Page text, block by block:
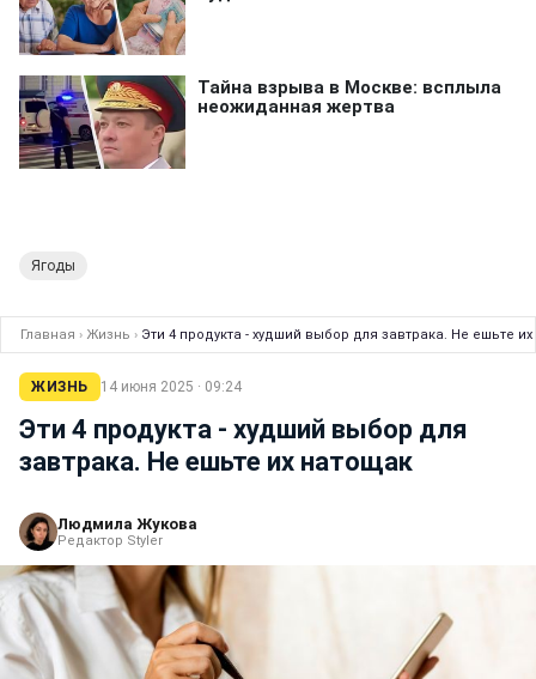
Ягоды
Главная › Жизнь › Эти 4 продукта - худший выбор для завтрака. Не ешьте
ЖИЗНЬ 14 июня 2025 · 09:24
Эти 4 продукта - худший выбор для
завтрака. Не ешьте их натощак
Людмила Жукова
Редактор Styler